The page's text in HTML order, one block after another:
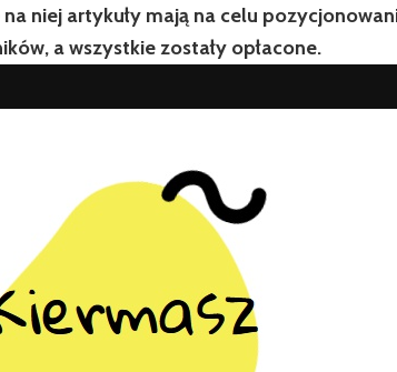
niej artykuły mają na celu
a wszystkie zostały opłacone.